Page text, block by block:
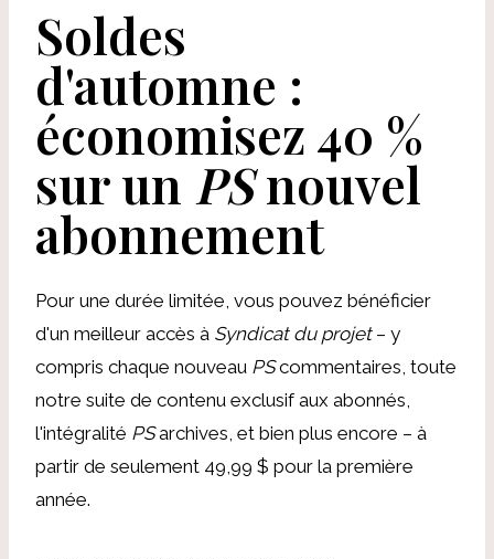
Soldes
d'automne :
économisez 40 %
sur un PSnouvel
abonnement
Pour une durée limitée, vous pouvez bénéficier
d'un meilleur accès à Syndicat du projet– y
compris chaque nouveau PScommentaires, toute
notre suite de contenu exclusif aux abonnés,
l'intégralité PSarchives, et bien plus encore – à
partir de seulement 49,99 $ pour la première
année.